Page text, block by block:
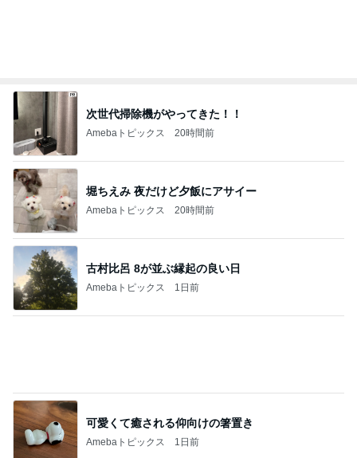
次世代掃除機がやってきた！！
Amebaトピックス 20時間前
堀ちえみ 夜だけど夕飯にアサイー
Amebaトピックス 20時間前
古村比呂 8が並ぶ縁起の良い日
Amebaトピックス 1日前
可愛くて癒される仰向けの箸置き
Amebaトピックス 1日前